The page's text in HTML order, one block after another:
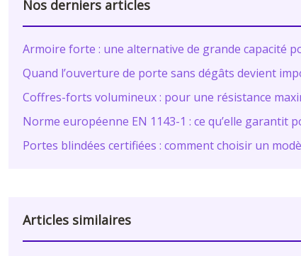
Nos derniers articles
Armoire forte : une alternative de grande capacité
Quand l’ouverture de porte sans dégâts devient
Coffres-forts volumineux : pour une résistance
Norme européenne EN 1143-1 : ce qu’elle garantit
Portes blindées certifiées : comment choisir un
Articles similaires